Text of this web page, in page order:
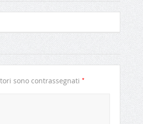
sono contrassegnati *